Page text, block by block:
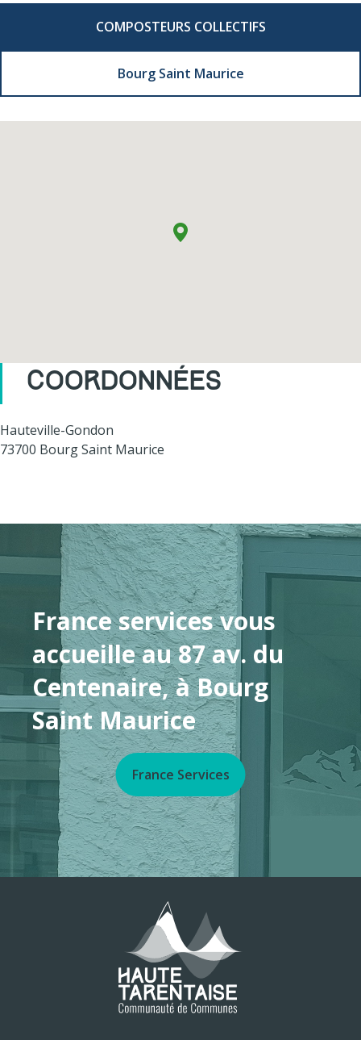
COMPOSTEURS COLLECTIFS
Bourg Saint Maurice
COORDONNÉES
Hauteville-Gondon
73700 Bourg Saint Maurice
France services vous
accueille au 87 av. du
Centenaire, à Bourg
Saint Maurice
France Services